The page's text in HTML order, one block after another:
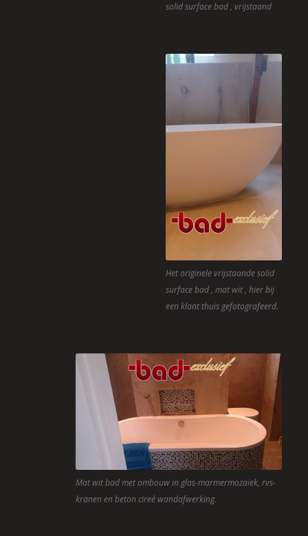
solid surface bad , vrijstaand
Het originele vrijstaande solid
surface bad , mat wit , hier bij
een klant thuis gefotografeerd.
Mat wit bad met ombouw in glas-marmermozaiek, rvs-
kranen en beton cireé wandafwerking.